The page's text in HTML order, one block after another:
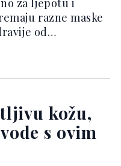
za ljepotu i
razne maske
od
primjenjivati na
kožu,
s ovim